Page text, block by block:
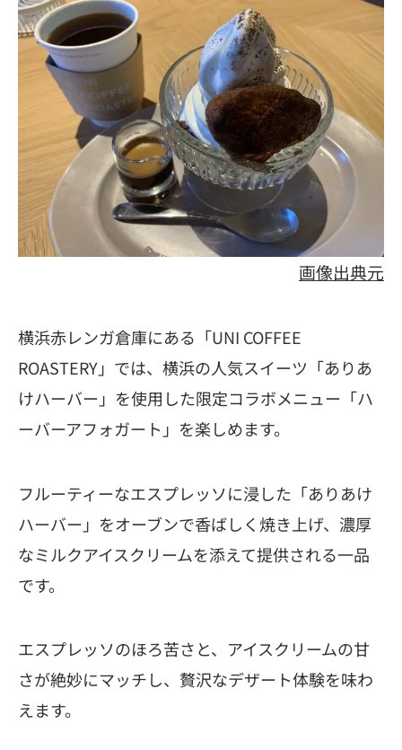
画像出典元
横浜赤レンガ倉庫にある「UNI COFFEE
ROASTERY」では、横浜の人気スイーツ「ありあ
けハーバー」を使用した限定コラボメニュー「ハ
ーバーアフォガート」を楽しめます。
フルーティーなエスプレッソに浸した「ありあけ
ハーバー」をオーブンで香ばしく焼き上げ、濃厚
なミルクアイスクリームを添えて提供される一品
です。
エスプレッソのほろ苦さと、アイスクリームの甘
さが絶妙にマッチし、贅沢なデザート体験を味わ
えます。